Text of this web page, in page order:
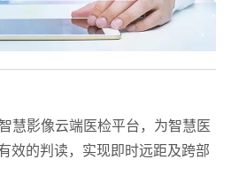
慧影像云端医检平台，为智慧医
效的判读，实现即时远距及跨部